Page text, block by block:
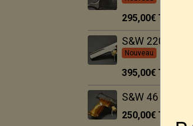
295,00€TTC
S&W 2206 --
Nouveau
395,00€TTC
S&W 46 -- 22Lr
250,00€TTC